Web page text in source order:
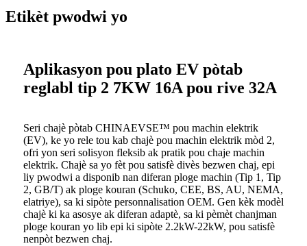
Etikèt pwodwi yo
Aplikasyon pou plato EV pòtab
reglabl tip 2 7KW 16A pou rive 32A
Seri chajè pòtab CHINAEVSE™️ pou machin elektrik
(EV), ke yo rele tou kab chajè pou machin elektrik mòd 2,
ofri yon seri solisyon fleksib ak pratik pou chaje machin
elektrik. Chajè sa yo fèt pou satisfè divès bezwen chaj, epi
liy pwodwi a disponib nan diferan ploge machin (Tip 1, Tip
2, GB/T) ak ploge kouran (Schuko, CEE, BS, AU, NEMA,
elatriye), sa ki sipòte personnalisation OEM. Gen kèk modèl
chajè ki ka asosye ak diferan adaptè, sa ki pèmèt chanjman
ploge kouran yo lib epi ki sipòte 2.2kW-22kW, pou satisfè
nenpòt bezwen chaj.